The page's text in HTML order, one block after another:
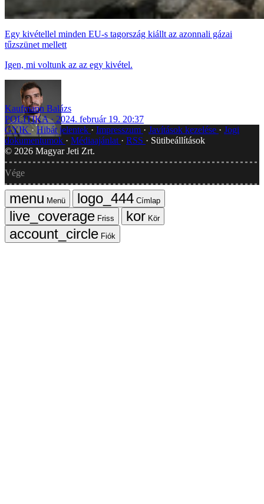
Egy kivétellel minden EU-s tagország kiállt az azonnali gázai
tűzszünet mellett
Igen, mi voltunk az az egy kivétel.
Kaufmann Balázs
POLITIKA
2024. február 19. 20:37
GYIK
Hibát jelentek Impresszum Javítások kezelése
Jogi
dokumentumok
Médiaajánlat RSS
Sütibeállítások
© 2026 Magyar Jeti Zrt.
Vége
Menü
Címlap
Friss
Kör
Fiók